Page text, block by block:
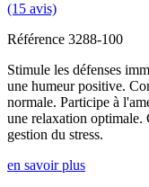
(15 avis)
Référence 3288-100
Stimule les défenses
une humeur positive.
normale. Participe à
une relaxation optimale.
gestion du stress.
en savoir plus